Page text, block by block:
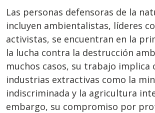
Las personas defensoras de la
incluyen ambientalistas, líderes
activistas, se encuentran en la
la lucha contra la destrucción
muchos casos, su trabajo implica
industrias extractivas como la
indiscriminada y la agricultura
embargo, su compromiso por